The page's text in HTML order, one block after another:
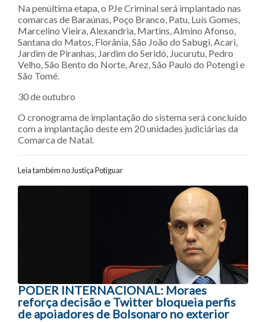
Na penúltima etapa, o PJe Criminal será implantado nas
comarcas de Baraúnas, Poço Branco, Patu, Luís Gomes,
Marcelino Vieira, Alexandria, Martins, Almino Afonso,
Santana do Matos, Florânia, São João do Sabugi, Acari,
Jardim de Piranhas, Jardim do Seridó, Jucurutu, Pedro
Velho, São Bento do Norte, Arez, São Paulo do Potengi e
São Tomé.
30 de outubro
O cronograma de implantação do sistema será concluído
com a implantação deste em 20 unidades judiciárias da
Comarca de Natal.
Leia também no Justiça Potiguar
Navegação entre posts
PODER INTERNACIONAL: Moraes
reforça decisão e Twitter bloqueia perfis
de apoiadores de Bolsonaro no exterior